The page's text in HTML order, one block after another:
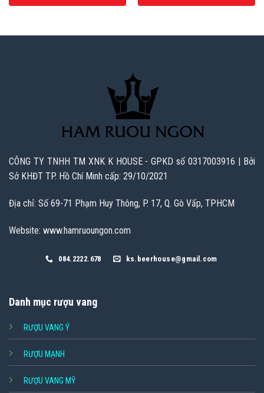
CÔNG TY TNHH TM XNK K HOUSE - GPKD số 0317003916 | Bởi
Sở KHĐT TP. Hồ Chí Minh cấp: 29/10/2021
Địa chỉ: Số 69-71 Phạm Huy Thông, P. 17, Q. Gò Vấp, TPHCM
Website: www.hamruoungon.com
084.2222.678 ks.beerhouse@gmail.com
Danh mục rượu vang
RƯỢU VANG Ý
RƯỢU MẠNH
RƯỢU VANG MỸ